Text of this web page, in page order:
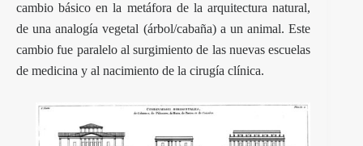
cambio básico en la metáfora de la arquitectura natural,
de una analogía vegetal (árbol/cabaña) a un animal. Este
cambio fue paralelo al surgimiento de las nuevas escuelas
de medicina y al nacimiento de la cirugía clínica.